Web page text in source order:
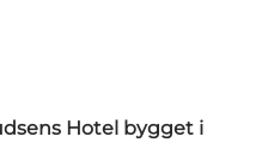
Hotel bygget i